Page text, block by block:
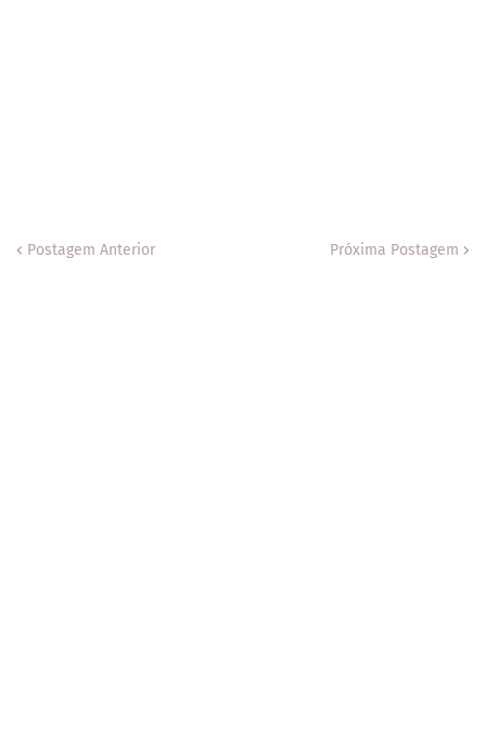
Postagem Anterior Próxima Postagem